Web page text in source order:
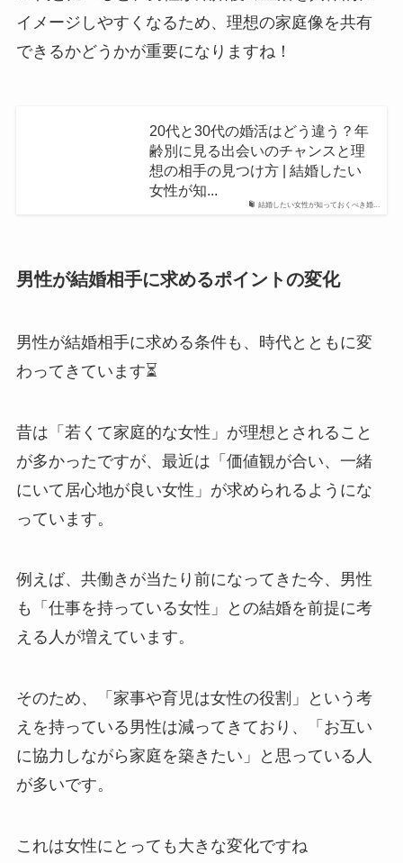
イメージしやすくなるため、理想の家庭像を共有
できるかどうかが重要になりますね！
結婚したい女性が知っておくべき婚...
20代と30代の婚活はどう違う？年
齢別に見る出会いのチャンスと理
想の相手の見つけ方 | 結婚したい
女性が知...
男性が結婚相手に求めるポイントの変化
男性が結婚相手に求める条件も、時代とともに変
わってきています⏳
昔は「若くて家庭的な女性‍」が理想とされること
が多かったですが、最近は「価値観が合い、一緒
にいて居心地が良い女性」が求められるようにな
っています。
例えば、共働きが当たり前になってきた今、男性
も「仕事を持っている女性‍」との結婚を前提に考
える人が増えています。
そのため、「家事や育児は女性の役割」という考
えを持っている男性は減ってきており、「お互い
に協力しながら家庭を築きたい」と思っている人
が多いです。
これは女性にとっても大きな変化ですね